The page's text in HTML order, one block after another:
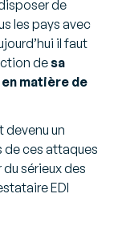
de
les pays avec
il faut
desa
matière de
devenu un
de ces attaques
sérieux des
EDI